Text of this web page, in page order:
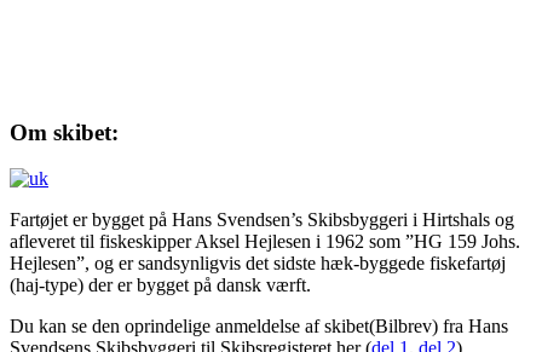
Om skibet:
Fartøjet er bygget på Hans Svendsen’s Skibsbyggeri i Hirtshals og
afleveret til fiskeskipper Aksel Hejlesen i 1962 som ”HG 159 Johs.
Hejlesen”, og er sandsynligvis det sidste hæk-byggede fiskefartøj
(haj-type) der er bygget på dansk værft.
Du kan se den oprindelige anmeldelse af skibet(Bilbrev) fra Hans